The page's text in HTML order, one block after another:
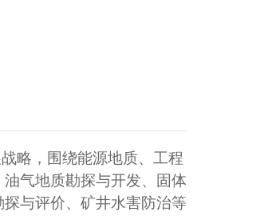
略，围绕能源地质、工程
气地质勘探与开发、固体
与评价、矿井水害防治等